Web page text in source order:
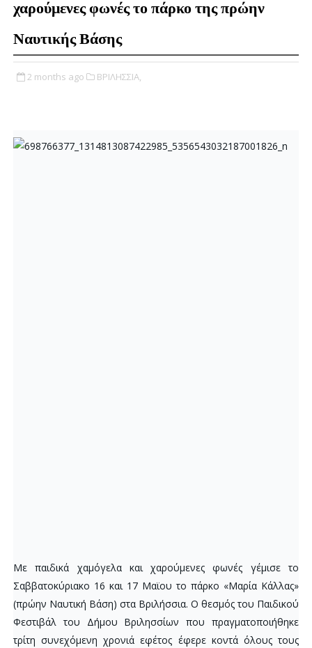
χαρούμενες φωνές το πάρκο της πρώην
Ναυτικής Βάσης
2 months ago ΒΡΙΛΗΣΣΙΑ,
Με παιδικά χαμόγελα και χαρούμενες φωνές γέμισε το
Σαββατοκύριακο 16 και 17 Μαϊου το πάρκο «Μαρία Κάλλας»
(πρώην Ναυτική Βάση) στα Βριλήσσια. Ο θεσμός του Παιδικού
Φεστιβάλ του Δήμου Βριλησσίων που πραγματοποιήθηκε
τρίτη συνεχόμενη χρονιά εφέτος έφερε κοντά όλους τους